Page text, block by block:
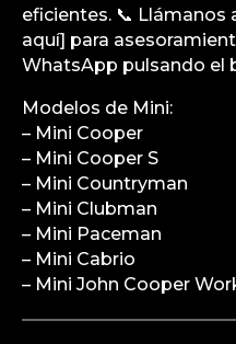
eficientes. 📞
aquí] para
WhatsApp pulsando el
Modelos de Mini:
– Mini Cooper
– Mini Cooper S
– Mini Countryman
– Mini Clubman
– Mini Paceman
– Mini Cabrio
– Mini John Cooper